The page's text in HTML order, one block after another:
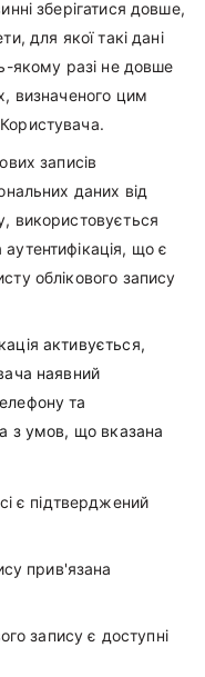
зберігатися довше,
для якої такі дані
якому разі не довше
визначеного цим
записів
даних від
використовується
що є
облікового запису
активується,
наявний
та
з умов, що вказана
є підтверджений
прив'язана
запису є доступні